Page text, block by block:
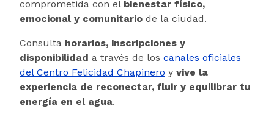
comprometida con el bienestar físico,
emocional y comunitario de la ciudad.
Consulta horarios, inscripciones y
disponibilidad a través de los canales oficiales
del Centro Felicidad Chapinero y vive la
experiencia de reconectar, fluir y equilibrar tu
energía en el agua.